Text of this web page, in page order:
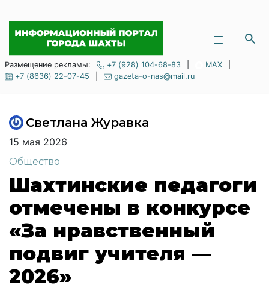
Размещение рекламы: +7 (928) 104-68-83 MAX
+7 (8636) 22-07-45
gazeta-o-nas@mail.ru
Светлана Журавка
15 мая 2026
Общество
Шахтинские педагоги
отмечены в конкурсе
«За нравственный
подвиг учителя —
2026»